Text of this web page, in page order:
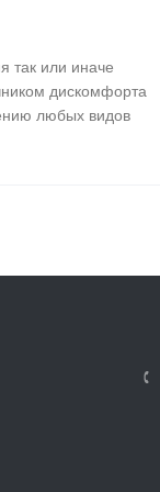
так или иначе
дискомфорта
любых видов